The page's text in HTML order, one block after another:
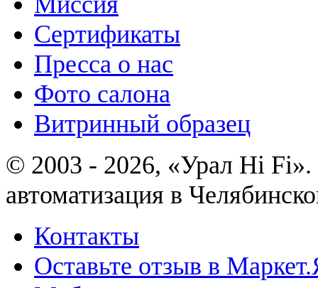
Сертификаты
Пресса о нас
Фото салона
Витринный образец
© 2003 - 2026, «Урал Hi
автоматизация в
Контакты
Оставьте отзыв в